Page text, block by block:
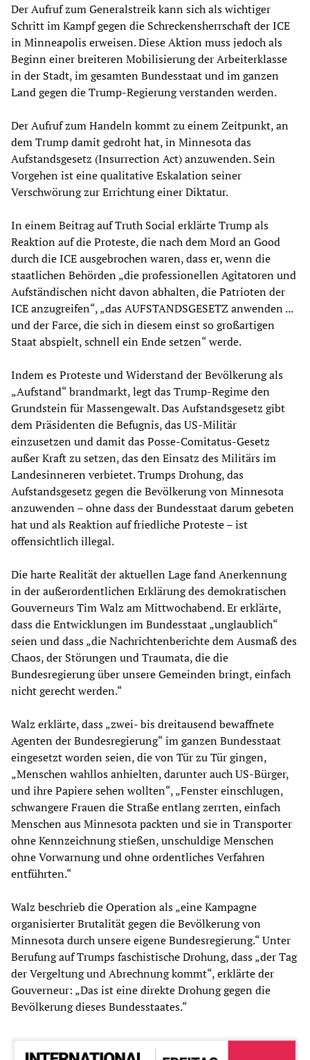
Der Aufruf zum Generalstreik kann sich als wichtiger
Schritt im Kampf gegen die Schreckensherrschaft der ICE
in Minneapolis erweisen. Diese Aktion muss jedoch als
Beginn einer breiteren Mobilisierung der Arbeiterklasse
in der Stadt, im gesamten Bundesstaat und im ganzen
Land gegen die Trump-Regierung verstanden werden.
Der Aufruf zum Handeln kommt zu einem Zeitpunkt, an
dem Trump damit gedroht hat, in Minnesota das
Aufstandsgesetz (Insurrection Act) anzuwenden. Sein
Vorgehen ist eine qualitative Eskalation seiner
Verschwörung zur Errichtung einer Diktatur.
In einem Beitrag auf Truth Social erklärte Trump als
Reaktion auf die Proteste, die nach dem Mord an Good
durch die ICE ausgebrochen waren, dass er, wenn die
staatlichen Behörden „die professionellen Agitatoren und
Aufständischen nicht davon abhalten, die Patrioten der
ICE anzugreifen“, „das AUFSTANDSGESETZ anwenden ...
und der Farce, die sich in diesem einst so großartigen
Staat abspielt, schnell ein Ende setzen“ werde.
Indem es Proteste und Widerstand der Bevölkerung als
„Aufstand“ brandmarkt, legt das Trump-Regime den
Grundstein für Massengewalt. Das Aufstandsgesetz gibt
dem Präsidenten die Befugnis, das US-Militär
einzusetzen und damit das Posse-Comitatus-Gesetz
außer Kraft zu setzen, das den Einsatz des Militärs im
Landesinneren verbietet. Trumps Drohung, das
Aufstandsgesetz gegen die Bevölkerung von Minnesota
anzuwenden – ohne dass der Bundesstaat darum gebeten
hat und als Reaktion auf friedliche Proteste – ist
offensichtlich illegal.
Die harte Realität der aktuellen Lage fand Anerkennung
in der außerordentlichen Erklärung des demokratischen
Gouverneurs Tim Walz am Mittwochabend. Er erklärte,
dass die Entwicklungen im Bundesstaat „unglaublich“
seien und dass „die Nachrichtenberichte dem Ausmaß des
Chaos, der Störungen und Traumata, die die
Bundesregierung über unsere Gemeinden bringt, einfach
nicht gerecht werden.“
Walz erklärte, dass „zwei- bis dreitausend bewaffnete
Agenten der Bundesregierung“ im ganzen Bundesstaat
eingesetzt worden seien, die von Tür zu Tür gingen,
„Menschen wahllos anhielten, darunter auch US-Bürger,
und ihre Papiere sehen wollten“, „Fenster einschlugen,
schwangere Frauen die Straße entlang zerrten, einfach
Menschen aus Minnesota packten und sie in Transporter
ohne Kennzeichnung stießen, unschuldige Menschen
ohne Vorwarnung und ohne ordentliches Verfahren
entführten.“
Walz beschrieb die Operation als „eine Kampagne
organisierter Brutalität gegen die Bevölkerung von
Minnesota durch unsere eigene Bundesregierung.“ Unter
Berufung auf Trumps faschistische Drohung, dass „der Tag
der Vergeltung und Abrechnung kommt“, erklärte der
Gouverneur: „Das ist eine direkte Drohung gegen die
Bevölkerung dieses Bundesstaates.“